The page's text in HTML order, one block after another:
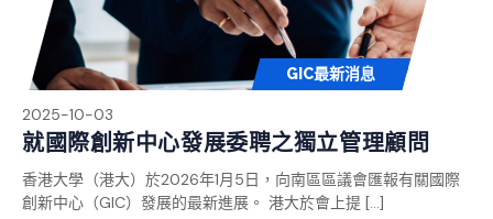
首頁
GIC最新消息
2025-10-03
就國際創新中心發展委聘之獨立管理顧問
香港大學（港大）於2026年1月5日，向南區區議會匯報有關國際
創新中心（GIC）發展的最新進展。 港大於會上提 […]